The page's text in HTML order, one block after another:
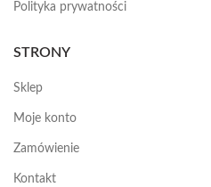
Polityka prywatności
STRONY
Sklep
Moje konto
Zamówienie
Kontakt